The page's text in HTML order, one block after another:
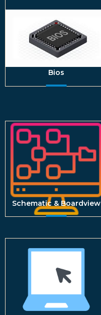
Bios
Schematic & Boardview